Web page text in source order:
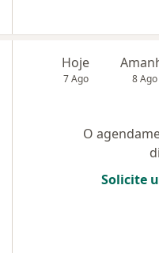
Hoje
7 Ago 8 Ago
O
Solicite